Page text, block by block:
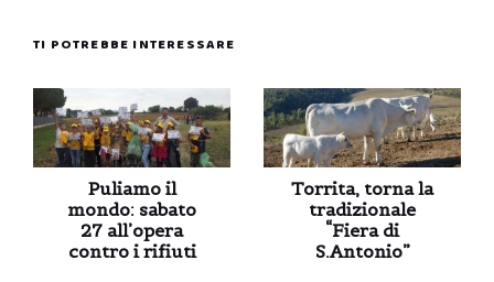
TI POTREBBE INTERESSARE
Puliamo il
mondo: sabato
27 all’opera
contro i rifiuti
Torrita, torna la
tradizionale
“Fiera di
S.Antonio”